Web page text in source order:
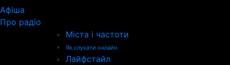
Афіша
Про радіо
Міста і частоти
Як слухати онлайн
Лайфстайл